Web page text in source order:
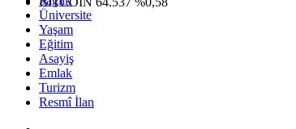
Üniversite
Yaşam
Eğitim
Asayiş
Emlak
Turizm
Resmî İlan